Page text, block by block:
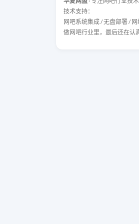
技术支持：
网吧系统集成 / 无盘部署 /
做网吧行业里，最后还在认